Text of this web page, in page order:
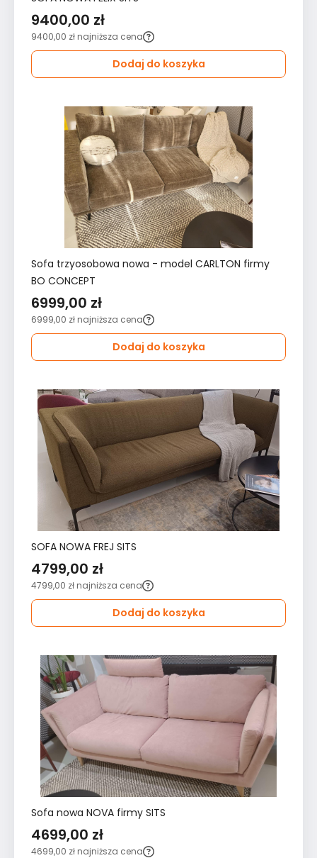
9400,00 zł
9400,00 zł najniższa cena
Dodaj do koszyka
Sofa trzyosobowa nowa - model CARLTON firmy
BO CONCEPT
6999,00 zł
6999,00 zł najniższa cena
Dodaj do koszyka
SOFA NOWA FREJ SITS
4799,00 zł
4799,00 zł najniższa cena
Dodaj do koszyka
Sofa nowa NOVA firmy SITS
4699,00 zł
4699,00 zł najniższa cena